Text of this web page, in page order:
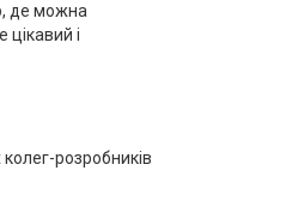
де можна
цікавий і
розробників